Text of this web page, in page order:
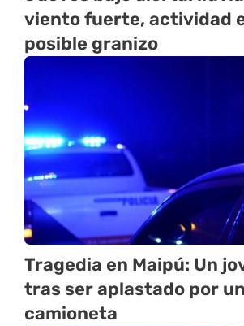
viento fuerte, actividad
posible granizo
Tragedia en Maipú: Un
tras ser aplastado por
camioneta